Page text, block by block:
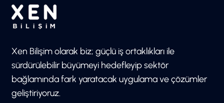
Xen Bilişim olarak biz; güçlü iş ortaklıkları ile
sürdürülebilir büyümeyi hedefleyip sektör
bağlamında fark yaratacak uygulama ve çözümler
geliştiriyoruz.